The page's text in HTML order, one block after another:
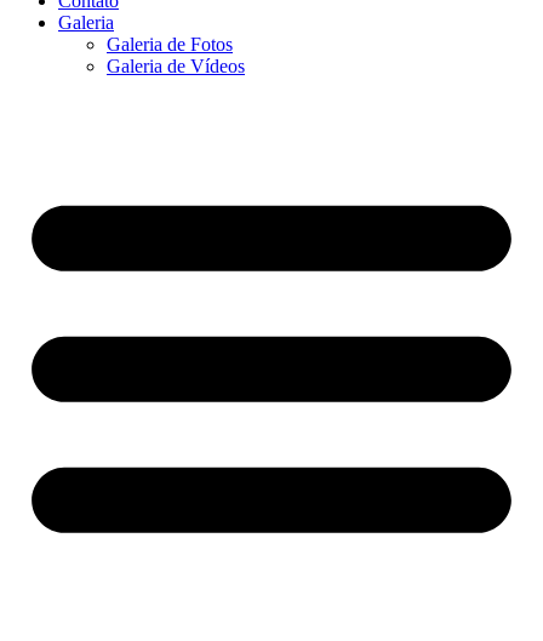
Galeria
Galeria de Fotos
Galeria de Vídeos